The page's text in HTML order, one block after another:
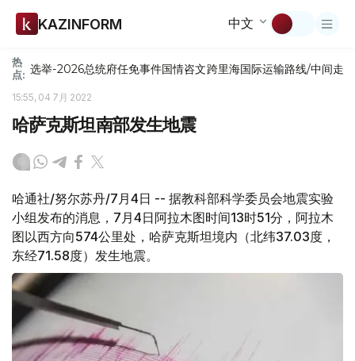
KAZINFORM 中文
热
点: 选举-2026总统府任免事件国情咨文跨里海国际运输路线/中间走廊
15:55, 04 7月 2022
哈萨克斯坦南部发生地震
哈通社/努尔苏丹/7月4日 -- 据教科部科学委员会地震实验
小组发布的消息，7月4日阿拉木图时间13时51分，阿拉木
图以西方向574公里处，哈萨克斯坦境内（北纬37.03度，
东经71.58度）发生地震。